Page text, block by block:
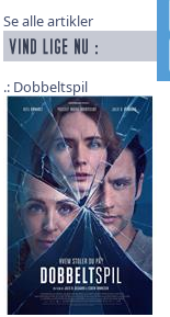
Se alle artikler
Dobbeltspil